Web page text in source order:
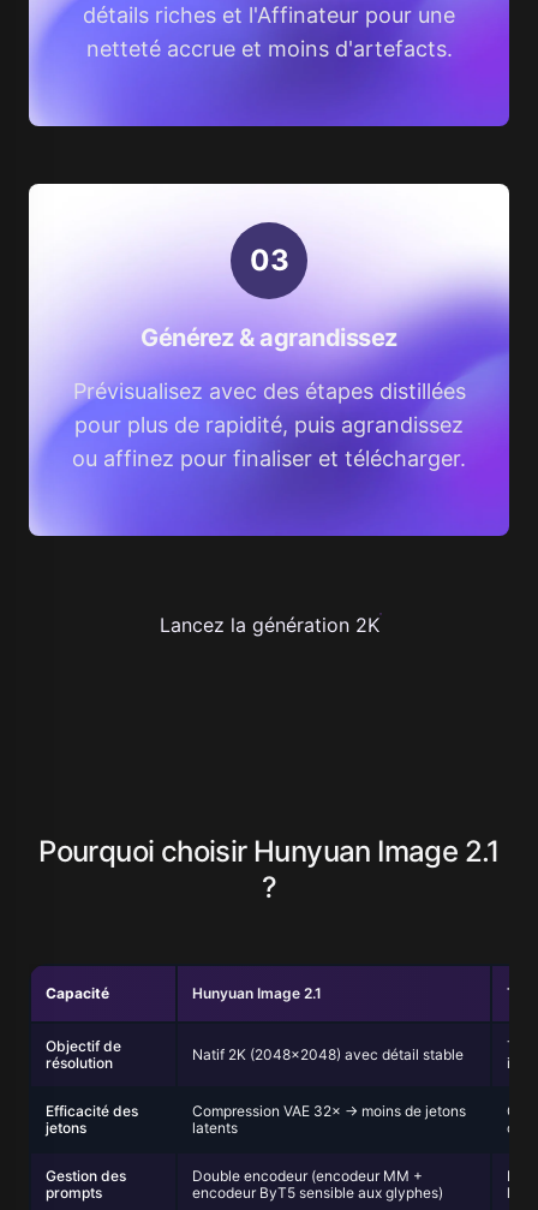
détails riches et l'Affinateur pour une
netteté accrue et moins d'artefacts.
03
Générez & agrandissez
Prévisualisez avec des étapes distillées
pour plus de rapidité, puis agrandissez
ou affinez pour finaliser et télécharger.
Lancez la génération 2K
Pourquoi choisir Hunyuan Image 2.1
?
Capacité Hunyuan Image 2.1 T2I
Objectif de
résolution
Natif 2K (2048×2048) avec détail stable
Efficacité des
jetons
Compression VAE 32× → moins de jetons
latents
Gestion des
prompts
Double encodeur (encodeur MM +
encodeur ByT5 sensible aux glyphes)